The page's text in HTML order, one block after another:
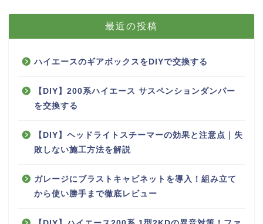
最近の投稿
ハイエースのギアボックスをDIYで交換する
【DIY】200系ハイエース サスペンションダンパー
を交換する
【DIY】ヘッドライトスチーマーの効果と注意点｜失
敗しない施工方法を解説
ガレージにブラストキャビネットを導入！組み立て
から使い勝手まで徹底レビュー